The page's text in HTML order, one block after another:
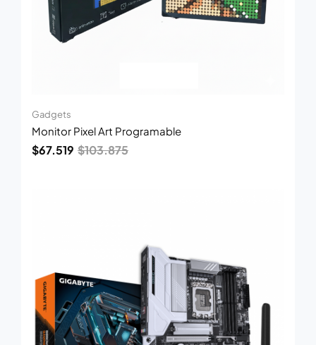
Gadgets
Monitor Pixel Art Programable
$103.875
$67.519